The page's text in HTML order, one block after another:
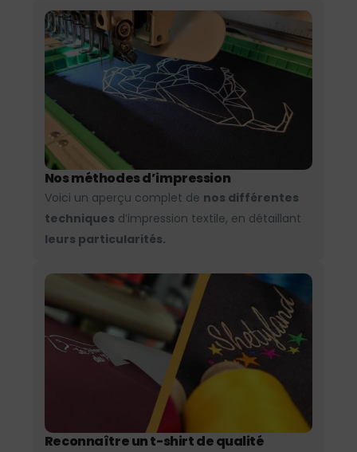
Nos méthodes d’impression
Voici un aperçu complet de nos différentes
techniques d’impression textile, en détaillant
leurs particularités.
Reconnaître un t-shirt de qualité